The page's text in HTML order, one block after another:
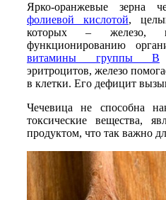
Ярко-оранжевые зерна
фолиевой кислотой,
которых – железо,
функционированию
витамины группы В
эритроцитов, железо
в клетки. Его дефицит
Чечевица не способна
токсические вещества,
продуктом, что так важно